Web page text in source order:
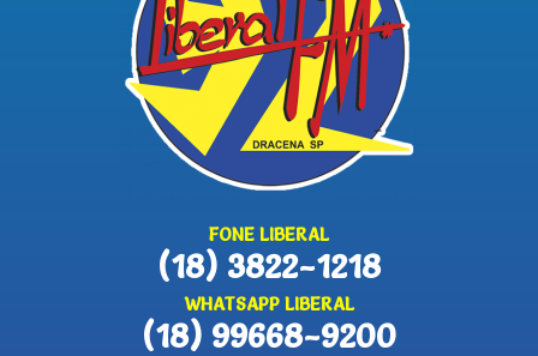
FONE LIBERAL
(18) 3822-1218
WHATSAPP LIBERAL
(18) 99668-9200